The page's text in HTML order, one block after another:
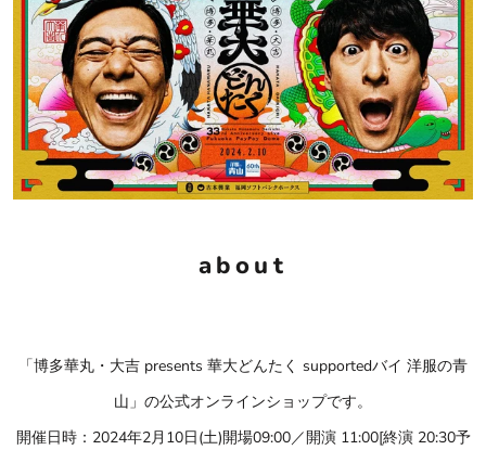
about
「博多華丸・大吉 presents 華大どんたく supportedバイ 洋服の青
山」の公式オンラインショップです。
開催日時：2024年2月10日(土)開場09:00／開演 11:00[終演 20:30予